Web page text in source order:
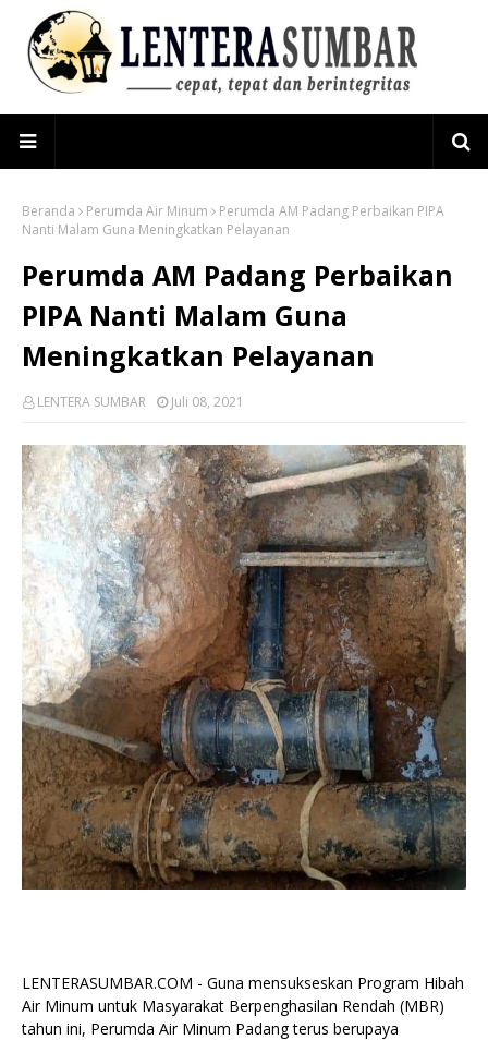
Beranda Perumda Air Minum
Perumda AM Padang Perbaikan PIPA
Nanti Malam Guna Meningkatkan Pelayanan
Perumda AM Padang Perbaikan
PIPA Nanti Malam Guna
Meningkatkan Pelayanan
LENTERA SUMBAR Juli 08, 2021
LENTERASUMBAR.COM - Guna mensukseskan Program Hibah
Air Minum untuk Masyarakat Berpenghasilan Rendah (MBR)
tahun ini, Perumda Air Minum Padang terus berupaya